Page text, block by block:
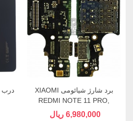
برد شارژ شیائومی XIAOMI
REDMI NOTE 11 PRO,
X4PRO
6,980,000 ریال